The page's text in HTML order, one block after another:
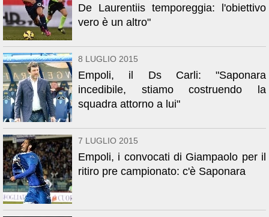
De Laurentiis temporeggia: l'obiettivo
vero è un altro"
8 LUGLIO 2015
Empoli, il Ds Carli: "Saponara
incedibile, stiamo costruendo la
squadra attorno a lui"
7 LUGLIO 2015
Empoli, i convocati di Giampaolo per il
ritiro pre campionato: c'è Saponara